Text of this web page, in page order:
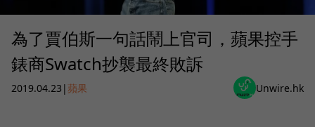
為了賈伯斯一句話鬧上官司，蘋果控手
錶商Swatch抄襲最終敗訴
2019.04.23 |蘋果 Unwire.hk